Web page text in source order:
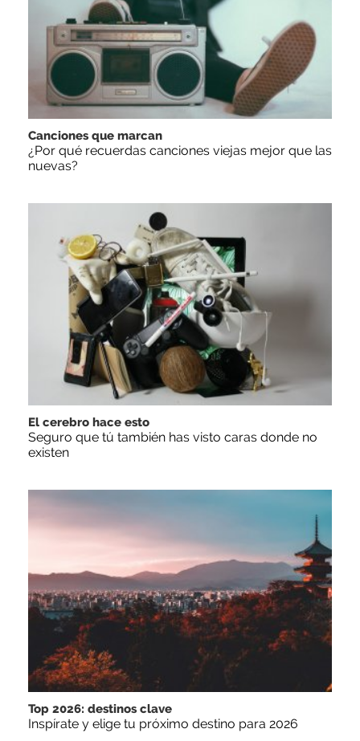
Canciones que marcan
¿Por qué recuerdas canciones viejas mejor que las
nuevas?
El cerebro hace esto
Seguro que tú también has visto caras donde no
existen
Top 2026: destinos clave
Inspírate y elige tu próximo destino para 2026